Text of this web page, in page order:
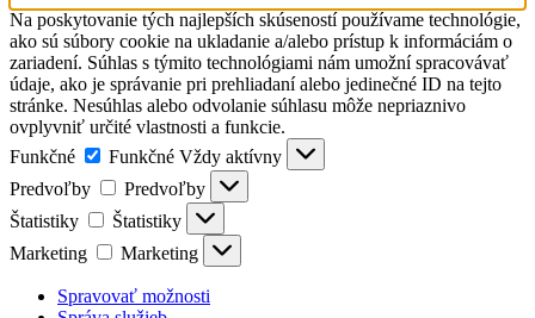
Na poskytovanie tých najlepších skúseností používame technológie,
ako sú súbory cookie na ukladanie a/alebo prístup k informáciám o
zariadení. Súhlas s týmito technológiami nám umožní spracovávať
údaje, ako je správanie pri prehliadaní alebo jedinečné ID na tejto
stránke. Nesúhlas alebo odvolanie súhlasu môže nepriaznivo
ovplyvniť určité vlastnosti a funkcie.
Funkčné
Funkčné Vždy aktívny
Predvoľby
Predvoľby
Štatistiky
Štatistiky
Marketing
Marketing
Spravovať možnosti